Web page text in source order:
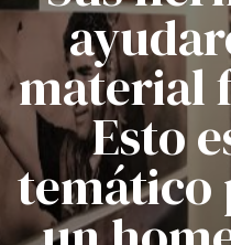
material
Esto
temático